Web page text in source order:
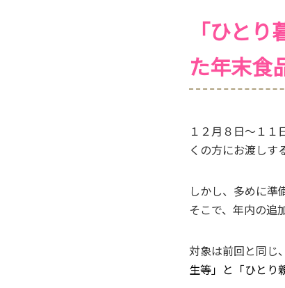
「ひと
た年末食
１２月８日～１１
くの方にお渡しす
しかし、多めに準
そこで、年内の追
対象は前回と同じ
生等」と「ひとり